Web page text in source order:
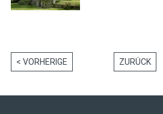
< VORHERIGE ZURÜCK